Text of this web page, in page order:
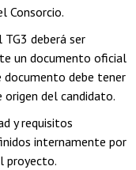
Consorcio.
deberá ser
un documento oficial
documento debe tener
del candidato.
y requisitos
internamente por
proyecto.